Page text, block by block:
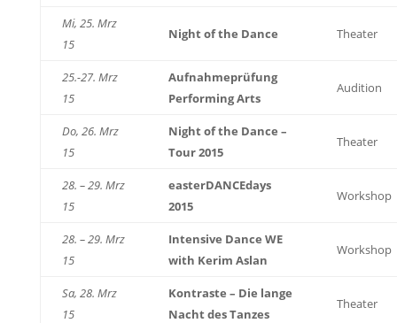
Mi, 25. Mrz
15
Night of the Dance Theater
25.-27. Mrz
15
Aufnahmeprüfung
Performing Arts
Audition
Do, 26. Mrz
15
Night of the Dance –
Tour 2015
Theater
28. – 29. Mrz
15
easterDANCEdays
2015
Workshop
28. – 29. Mrz
15
Intensive Dance WE
with Kerim Aslan
Workshop
Sa, 28. Mrz
15
Kontraste – Die lange
Nacht des Tanzes
Theater